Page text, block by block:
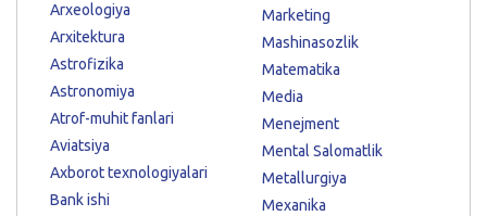
Arxeologiya
Arxitektura
Astrofizika
Astronomiya
Atrof-muhit fanlari
Aviatsiya
Axborot texnologiyalari
Bank ishi
Marketing
Mashinasozlik
Matematika
Media
Menejment
Mental Salomatlik
Metallurgiya
Mexanika